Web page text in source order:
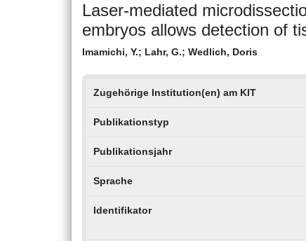
Laser-mediated
embryos allows detection of
Imamichi, Y.; Lahr, G.; Wedlich, Doris
Zugehörige Institution(en) am KIT
Publikationstyp
Publikationsjahr
Sprache
Identifikator